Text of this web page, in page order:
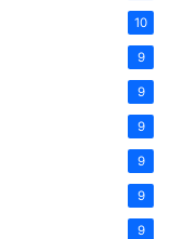
10
9
9
9
9
9
9